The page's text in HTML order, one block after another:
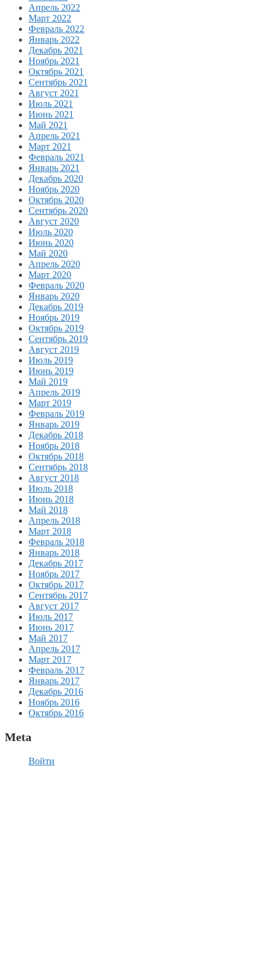
Апрель 2022
Март 2022
Февраль 2022
Январь 2022
Декабрь 2021
Ноябрь 2021
Октябрь 2021
Сентябрь 2021
Август 2021
Июль 2021
Июнь 2021
Май 2021
Апрель 2021
Март 2021
Февраль 2021
Январь 2021
Декабрь 2020
Ноябрь 2020
Октябрь 2020
Сентябрь 2020
Август 2020
Июль 2020
Июнь 2020
Май 2020
Апрель 2020
Март 2020
Февраль 2020
Январь 2020
Декабрь 2019
Ноябрь 2019
Октябрь 2019
Сентябрь 2019
Август 2019
Июль 2019
Июнь 2019
Май 2019
Апрель 2019
Март 2019
Февраль 2019
Январь 2019
Декабрь 2018
Ноябрь 2018
Октябрь 2018
Сентябрь 2018
Август 2018
Июль 2018
Июнь 2018
Май 2018
Апрель 2018
Март 2018
Февраль 2018
Январь 2018
Декабрь 2017
Ноябрь 2017
Октябрь 2017
Сентябрь 2017
Август 2017
Июль 2017
Июнь 2017
Май 2017
Апрель 2017
Март 2017
Февраль 2017
Январь 2017
Декабрь 2016
Ноябрь 2016
Октябрь 2016
Meta
Войти